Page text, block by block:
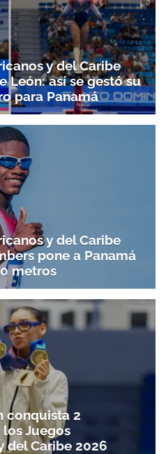
y del Caribe
León: así se gestó su
para Panamá
y del Caribe
pone a Panamá
metros
conquista 2
Juegos
del Caribe 2026